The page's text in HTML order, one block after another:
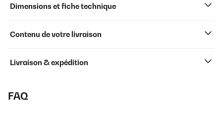
Dimensions et fiche technique
Contenu de votre livraison
Livraison & expédition
FAQ